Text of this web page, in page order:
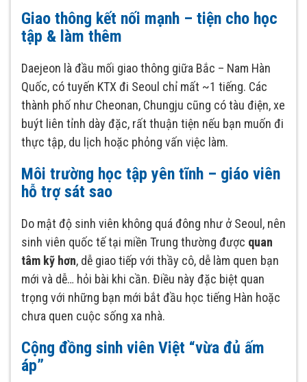
Giao thông kết nối mạnh – tiện cho học
tập & làm thêm
Daejeon là đầu mối giao thông giữa Bắc – Nam Hàn
Quốc, có tuyến KTX đi Seoul chỉ mất ~1 tiếng. Các
thành phố như Cheonan, Chungju cũng có tàu điện, xe
buýt liên tỉnh dày đặc, rất thuận tiện nếu bạn muốn đi
thực tập, du lịch hoặc phỏng vấn việc làm.
Môi trường học tập yên tĩnh – giáo viên
hỗ trợ sát sao
Do mật độ sinh viên không quá đông như ở Seoul, nên
sinh viên quốc tế tại miền Trung thường được quan
tâm kỹ hơn, dễ giao tiếp với thầy cô, dễ làm quen bạn
mới và dễ… hỏi bài khi cần. Điều này đặc biệt quan
trọng với những bạn mới bắt đầu học tiếng Hàn hoặc
chưa quen cuộc sống xa nhà.
Cộng đồng sinh viên Việt “vừa đủ ấm
áp”